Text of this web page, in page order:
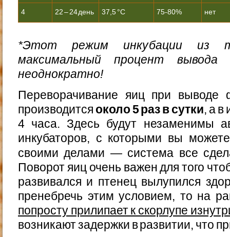
4 22 – 24 день 37,5 °С 75-80% нет
*Этот режим инкубации из
максимальный процент вывода
неоднократно!
Переворачивание яиц при выводе
производится около 5 раз в сутки, а
4 часа. Здесь будут незаменимы
инкубаторов, с которыми вы
своими делами — система все
Поворот яиц очень важен для того
развивался и птенец вылупился
пренебречь этим условием, то на
попросту прилипает к скорлупе
возникают задержки в развитии, что